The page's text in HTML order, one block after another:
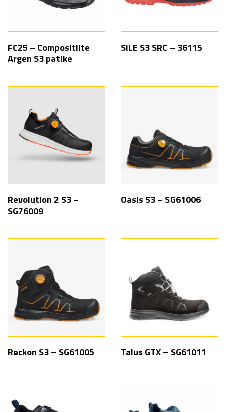
FC25 – Compositlite
Argen S3 patike
SILE S3 SRC – 36115
Revolution 2 S3 –
SG76009
Oasis S3 – SG61006
Reckon S3 – SG61005 Talus GTX – SG61011